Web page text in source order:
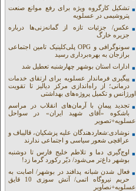
تشکیل کارگروه ویژه برای رفع موانع صنعت
پتروشیمی در عسلویه
عکس/ جزئیات تازه از گمانه‌زنی‌ها درباره
جزیره خارگ
سونوگرافی و OPG پلی‌کلینیک تامین اجتماعی
برازجان به بهره‌برداری رسید
ادارات استان بوشهر چهارشنبه تعطیل شد
پیگیری فرماندار عسلویه برای ارتقای خدمات
درمانی؛ از راه‌اندازی مرکز دیالیز تا تقویت
اورژانس و تکمیل پروژه‌های بهداشتی
تجدید پیمان با آرمان‌های انقلاب در مراسم
باشکوه «آقای شهید ایران» در سواحل
عسلویه+تصویر
نوشادی:شعاردهندگان علیه پزشکیان، قالیباف و
عراقچی شعور سیاسی و اجتماعی ندارند
اوج‌گیری دما و تلاطم خلیج فارس تا دوشنبه
بوشهر داغ‌تر می‌شود/ دیّر رکورد گرما زد!
فعال شدن شبانه پدافند در بوشهر/ اصابت به
حریم نیروگاه اتمی/ آتش سوزی 10 قایق
عسلویه+نصاویر